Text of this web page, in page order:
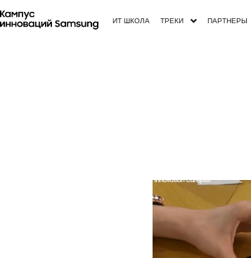
ИТ ШКОЛА ТРЕКИ ПАРТНЕРЫ